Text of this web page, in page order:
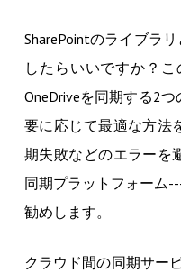
SharePointのライブラ
したらいいですか？こ
OneDriveを同期する2
要に応じて最適な方法
期失敗などのエラーを
同期プラットフォーム
勧めします。
クラウド間の同期サー